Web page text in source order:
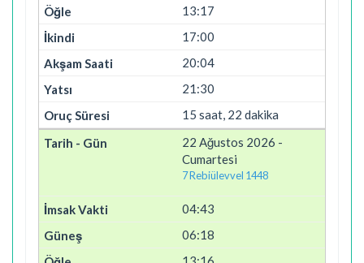
13:17
17:00
20:04
21:30
15 saat, 22 dakika
22 Ağustos 2026 -
Cumartesi
7 Rebiülevvel 1448
04:43
06:18